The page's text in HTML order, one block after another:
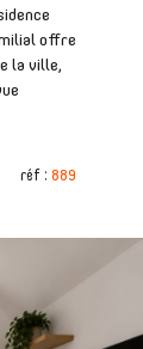
offre
la ville,
réf : 889